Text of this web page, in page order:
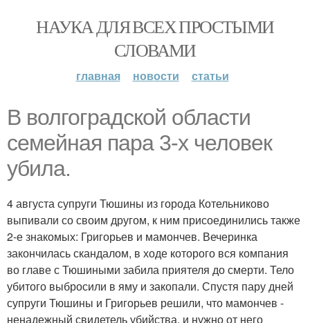
НАУКА ДЛЯ ВСЕХ ПРОСТЫМИ
СЛОВАМИ
главная новости статьи
В волгоградской области
семейная пара 3-х человек
убила.
4 августа супруги Тюшины из города Котельниково
выпивали со своим другом, к ним присоединились также
2-е знакомых: Григорьев и мамончев. Вечеринка
закончилась скандалом, в ходе которого вся компания
во главе с Тюшиными забила приятеля до смерти. Тело
убитого выбросили в яму и закопали. Спустя пару дней
супруги Тюшины и Григорьев решили, что мамончев -
ненадежный свидетель убийства, и нужно от него